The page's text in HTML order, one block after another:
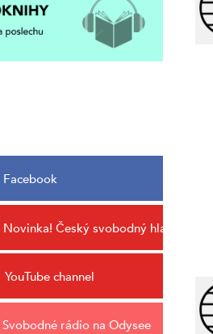
Facebook
Novinka! Český svobodný hlas
YouTube channel
Svobodné rádio na Odysee